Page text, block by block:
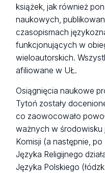
książek, jak również
naukowych,
czasopismach
funkcjonujących w
wieloautorskich.
afiliowane w UŁ.
Osiągnięcia naukowe
Tytoń zostały
co zaowocowało
ważnych w
Komisji (a następnie,
Języka Religijnego
Języka Polskiego